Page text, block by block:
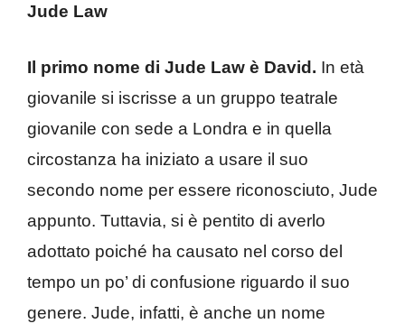
Jude Law
Il primo nome di Jude Law è David. In età
giovanile si iscrisse a un gruppo teatrale
giovanile con sede a Londra e in quella
circostanza ha iniziato a usare il suo
secondo nome per essere riconosciuto, Jude
appunto. Tuttavia, si è pentito di averlo
adottato poiché ha causato nel corso del
tempo un po’ di confusione riguardo il suo
genere. Jude, infatti, è anche un nome